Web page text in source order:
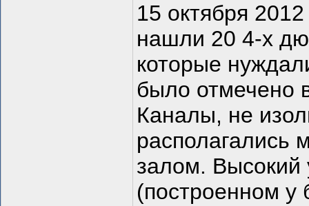
15 октября
нашли 20 4-х
которые
было отмечено
Каналы, не
залом. Высокий
(построенном у